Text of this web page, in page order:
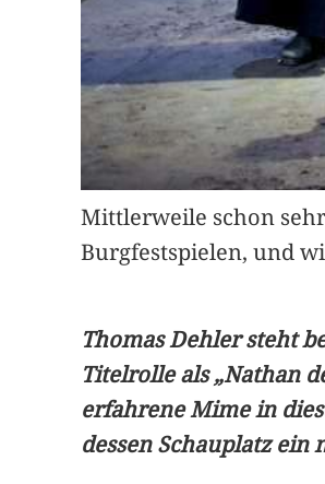
Mittlerweile schon
Burgfestspielen, und
Thomas Dehler steht
Titelrolle als „Nathan
erfahrene Mime in
dessen Schauplatz